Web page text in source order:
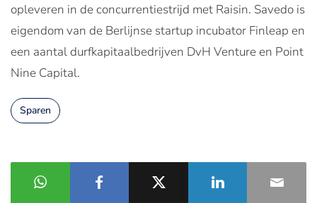
opleveren in de concurrentiestrijd met Raisin. Savedo is
eigendom van de Berlijnse startup incubator Finleap en
een aantal durfkapitaalbedrijven DvH Venture en Point
Nine Capital.
Sparen